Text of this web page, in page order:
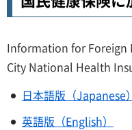
Information for Foreign
City National Health
日本語版（Japanese）
英語版（English）